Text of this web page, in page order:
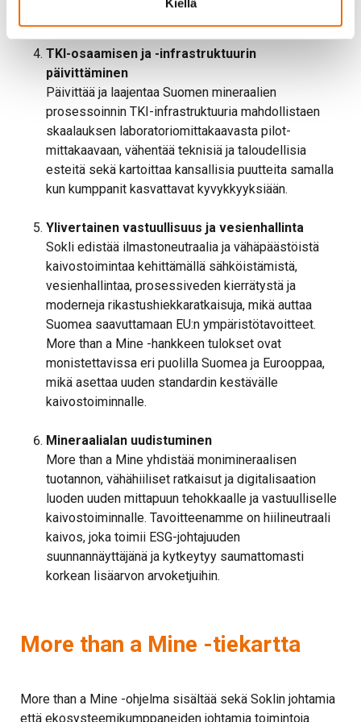
Kiellä
TKI-osaamisen ja -infrastruktuurin
päivittäminen
Päivittää ja laajentaa Suomen mineraalien
prosessoinnin TKI-infrastruktuuria mahdollistaen
skaalauksen laboratoriomittakaavasta pilot-
mittakaavaan, vähentää teknisiä ja taloudellisia
esteitä sekä kartoittaa kansallisia puutteita samalla
kun kumppanit kasvattavat kyvykkyyksiään.
Ylivertainen vastuullisuus ja vesienhallinta
Sokli edistää ilmastoneutraalia ja vähäpäästöistä
kaivostoimintaa kehittämällä sähköistämistä,
vesienhallintaa, prosessiveden kierrätystä ja
moderneja rikastushiekkaratkaisuja, mikä auttaa
Suomea saavuttamaan EU:n ympäristötavoitteet.
More than a Mine -hankkeen tulokset ovat
monistettavissa eri puolilla Suomea ja Eurooppaa,
mikä asettaa uuden standardin kestävälle
kaivostoiminnalle.
Mineraalialan uudistuminen
More than a Mine yhdistää monimineraalisen
tuotannon, vähähiiliset ratkaisut ja digitalisaation
luoden uuden mittapuun tehokkaalle ja vastuulliselle
kaivostoiminnalle. Tavoitteenamme on hiilineutraali
kaivos, joka toimii ESG-johtajuuden
suunnannäyttäjänä ja kytkeytyy saumattomasti
korkean lisäarvon arvoketjuihin.
More than a Mine -tiekartta
More than a Mine -ohjelma sisältää sekä Soklin johtamia
että ekosysteemikumppaneiden johtamia toimintoja.